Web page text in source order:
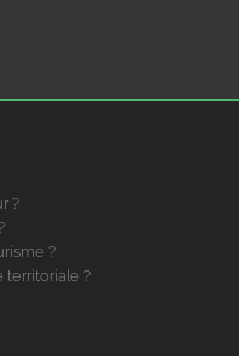
?
?
territoriale ?